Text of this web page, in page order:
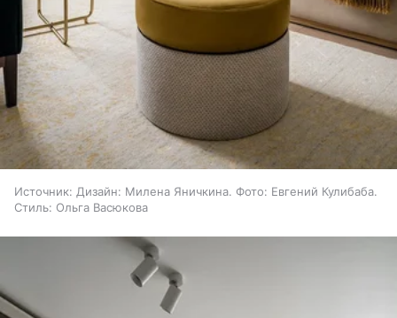
Источник: Дизайн: Милена Яничкина. Фото: Евгений Кулибаба.
Стиль: Ольга Васюкова